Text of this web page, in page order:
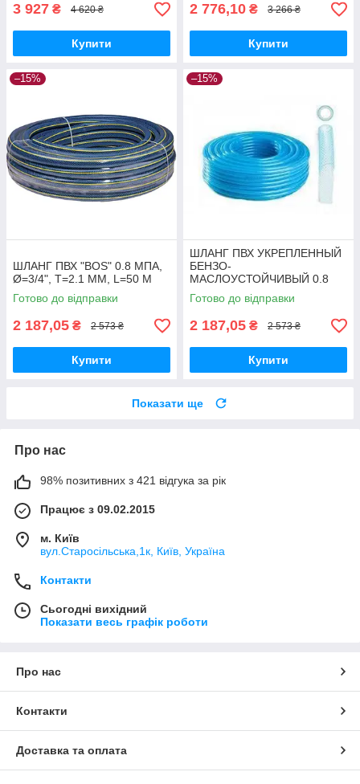
3 927 ₴ 4 620 ₴
Купити
2 776,10 ₴ 3 266 ₴
Купити
–15%
ШЛАНГ ПВХ "BOS" 0.8 МПА,
Ø=3/4", T=2.1 ММ, L=50 М
Готово до відправки
2 187,05 ₴ 2 573 ₴
Купити
–15%
ШЛАНГ ПВХ УКРЕПЛЕННЫЙ
БЕНЗО-
МАСЛОУСТОЙЧИВЫЙ 0.8
МПА, Ø=12 ММ, T=1.8 ММ,
L=50 М
Готово до відправки
2 187,05 ₴ 2 573 ₴
Купити
Показати ще
Про нас
98% позитивних з 421 відгука за рік
Працює з 09.02.2015
м. Київ
вул.Старосільська,1к, Київ, Україна
Контакти
Сьогодні вихідний
Показати весь графік роботи
Про нас
Контакти
Доставка та оплата